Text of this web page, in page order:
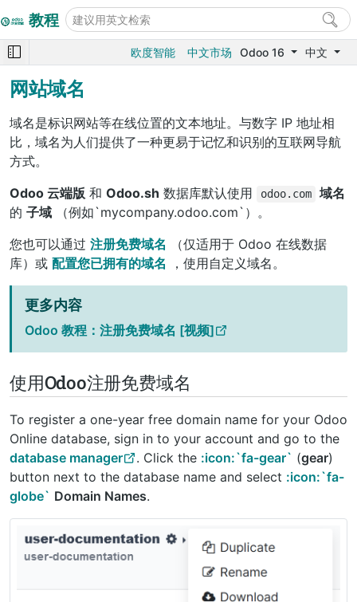
教程
欧度智能 中文市场 Odoo 16 中文
网站域名
域名是标识网站等在线位置的文本地址。与数字 IP 地址相
比，域名为人们提供了一种更易于记忆和识别的互联网导航
方式。
Odoo 云端版 和 Odoo.sh 数据库默认使用 odoo.com
域名
的 子域 （例如`mycompany.odoo.com`）。
您也可以通过 注册免费域名 （仅适用于 Odoo 在线数据
库）或 配置您已拥有的域名 ，使用自定义域名。
更多内容
Odoo 教程：注册免费域名 [视频]
使用Odoo注册免费域名
To register a one-year free domain name for your Odoo
Online database, sign in to your account and go to the
database manager
. Click the :icon:`fa-gear` (gear)
button next to the database name and select :icon:`fa-
globe` Domain Names.